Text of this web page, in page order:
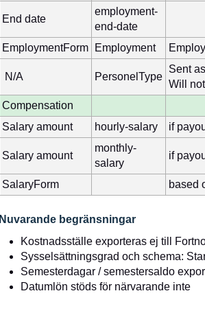
End date
employment-
end-date
EmploymentForm
Employment
N/A PersonelType
Sent
Will
Compensation
Salary amount
hourly-salary if
Salary amount
monthly-
salary
if
SalaryForm based
Nuvarande begränsningar
Kostnadsställe exporteras ej till
Sysselsättningsgrad och schema:
Semesterdagar / semestersaldo
Datumlön stöds för närvarande inte